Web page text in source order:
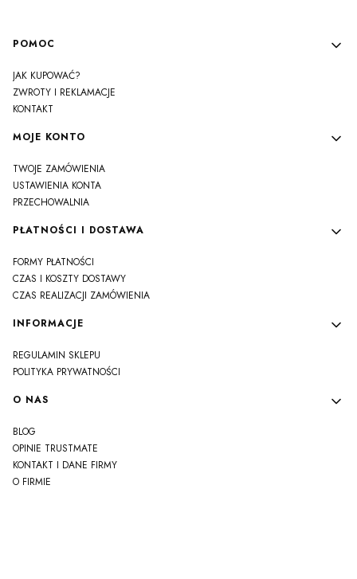
Linki w stopce
POMOC
JAK KUPOWAĆ?
ZWROTY I REKLAMACJE
KONTAKT
MOJE KONTO
TWOJE ZAMÓWIENIA
USTAWIENIA KONTA
PRZECHOWALNIA
PŁATNOŚCI I DOSTAWA
FORMY PŁATNOŚCI
CZAS I KOSZTY DOSTAWY
CZAS REALIZACJI ZAMÓWIENIA
INFORMACJE
REGULAMIN SKLEPU
POLITYKA PRYWATNOŚCI
O NAS
BLOG
OPINIE TRUSTMATE
KONTAKT I DANE FIRMY
O FIRMIE